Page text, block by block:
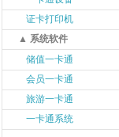
证卡打印机
▲ 系统软件
储值一卡通
会员一卡通
旅游一卡通
一卡通系统